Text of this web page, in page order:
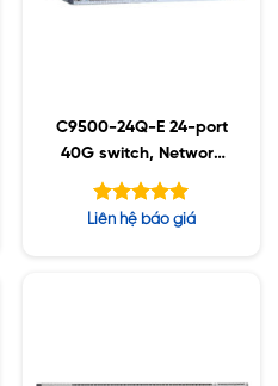
C9500-24Q-E 24-port
40G switch, Network
Essentials
Được xếp
Liên hệ báo giá